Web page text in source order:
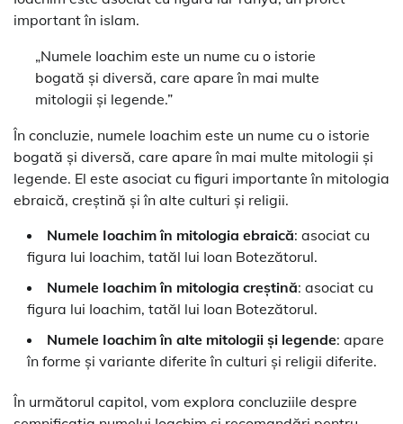
important în islam.
„Numele Ioachim este un nume cu o istorie
bogată și diversă, care apare în mai multe
mitologii și legende.”
În concluzie, numele Ioachim este un nume cu o istorie
bogată și diversă, care apare în mai multe mitologii și
legende. El este asociat cu figuri importante în mitologia
ebraică, creștină și în alte culturi și religii.
Numele Ioachim în mitologia ebraică: asociat cu
figura lui Ioachim, tatăl lui Ioan Botezătorul.
Numele Ioachim în mitologia creștină: asociat cu
figura lui Ioachim, tatăl lui Ioan Botezătorul.
Numele Ioachim în alte mitologii și legende: apare
în forme și variante diferite în culturi și religii diferite.
În următorul capitol, vom explora concluziile despre